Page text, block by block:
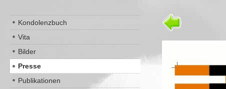
Kondolenzbuch
Vita
Bilder
Presse
Publikationen